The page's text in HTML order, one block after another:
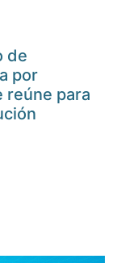
de
por
reúne para